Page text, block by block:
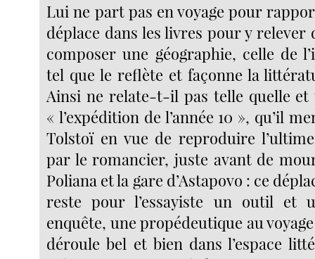
Lui ne part pas en voyage pour
déplace dans les livres pour y relever
composer une géographie, celle de
tel que le reflète et façonne la
Ainsi ne relate-t-il pas telle quelle
« l’expédition de l’année 10 », qu’il
Tolstoï en vue de reproduire
par le romancier, juste avant de
Poliana et la gare d’Astapovo : ce
reste pour l’essayiste un outil et
enquête, une propédeutique au
déroule bel et bien dans l’espace